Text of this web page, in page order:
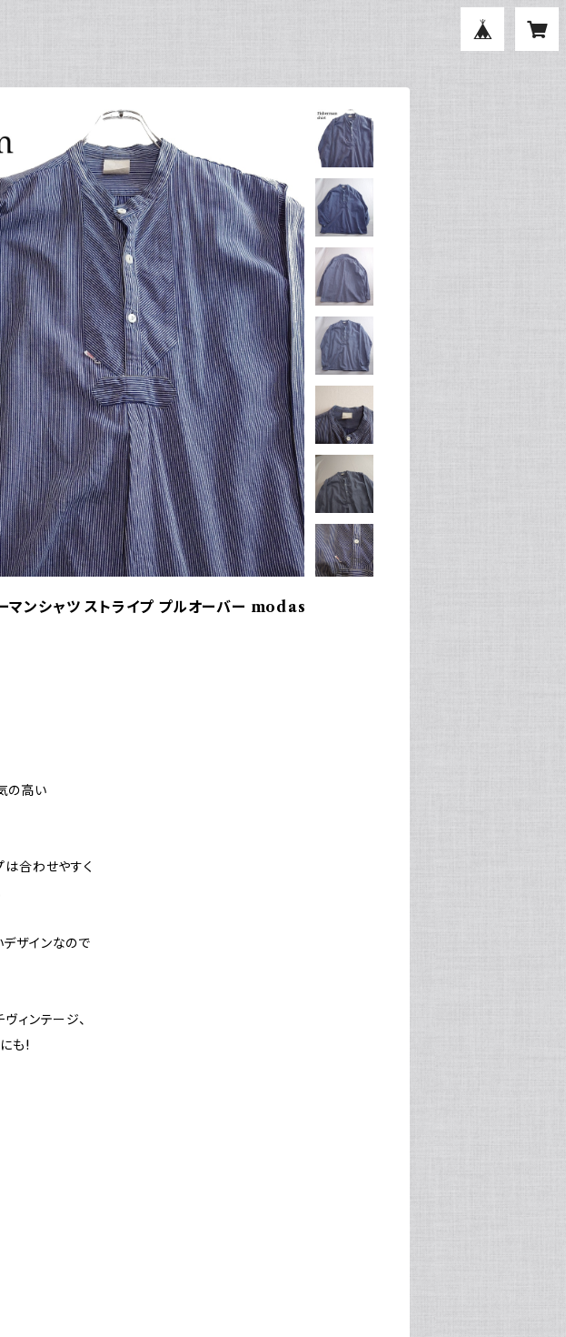
ーマンシャツ ストライプ プルオーバー modas
の高い
は合わせやすく
ザインなので
ィンテージ、
も!